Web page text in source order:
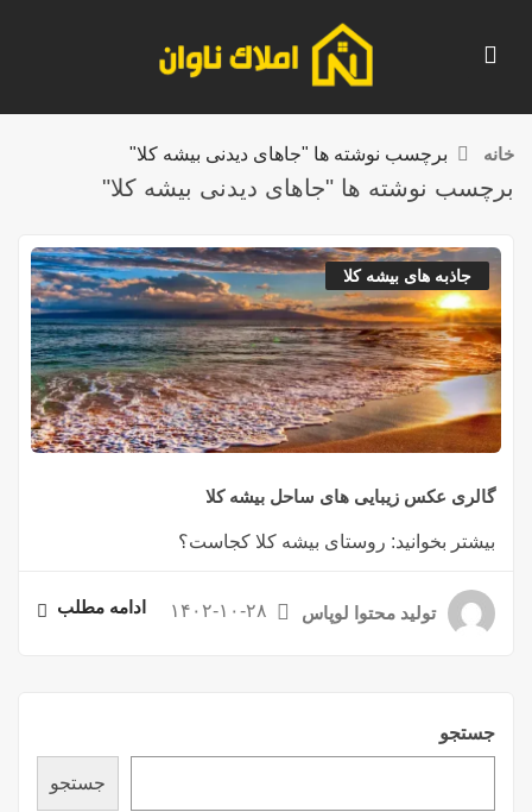
خانه برچسب نوشته ها "جاهای دیدنی بیشه کلا"
برچسب نوشته ها "جاهای دیدنی بیشه کلا"
جستجو
جستجو
جاذبه های بیشه کلا
گالری عکس زیبایی های ساحل بیشه کلا
بیشتر بخوانید: روستای بیشه کلا کجاست؟
تولید محتوا لوپاس ۱۴۰۲-۱۰-۲۸ ادامه مطلب